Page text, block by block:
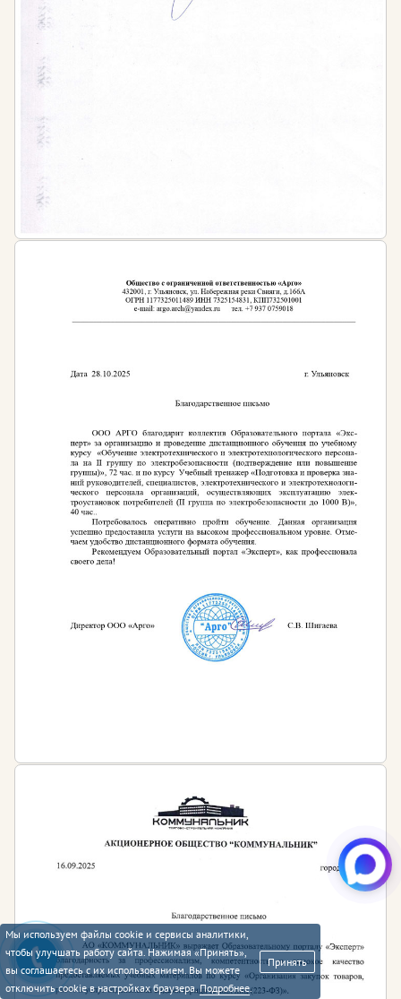
Мы используем файлы cookie и сервисы аналитики,
чтобы улучшать работу сайта. Нажимая «Принять»,
вы соглашаетесь с их использованием. Вы можете
отключить cookie в настройках браузера.Подробнее.
Принять